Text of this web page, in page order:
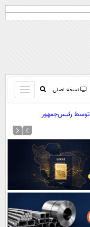
نسخه اصلی
باز
و
کردن
توسط رئیس‌جمهور